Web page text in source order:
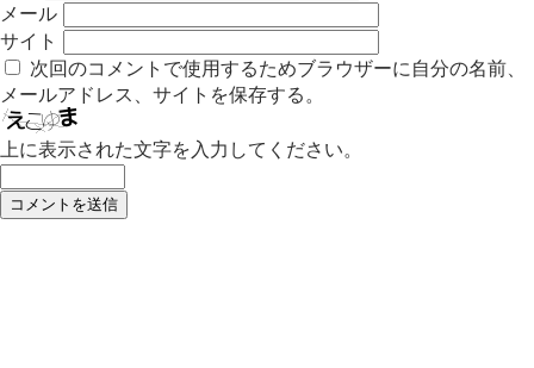
メール
サイト
次回のコメントで使用するためブラウザーに自分の名前、
メールアドレス、サイトを保存する。
上に表示された文字を入力してください。